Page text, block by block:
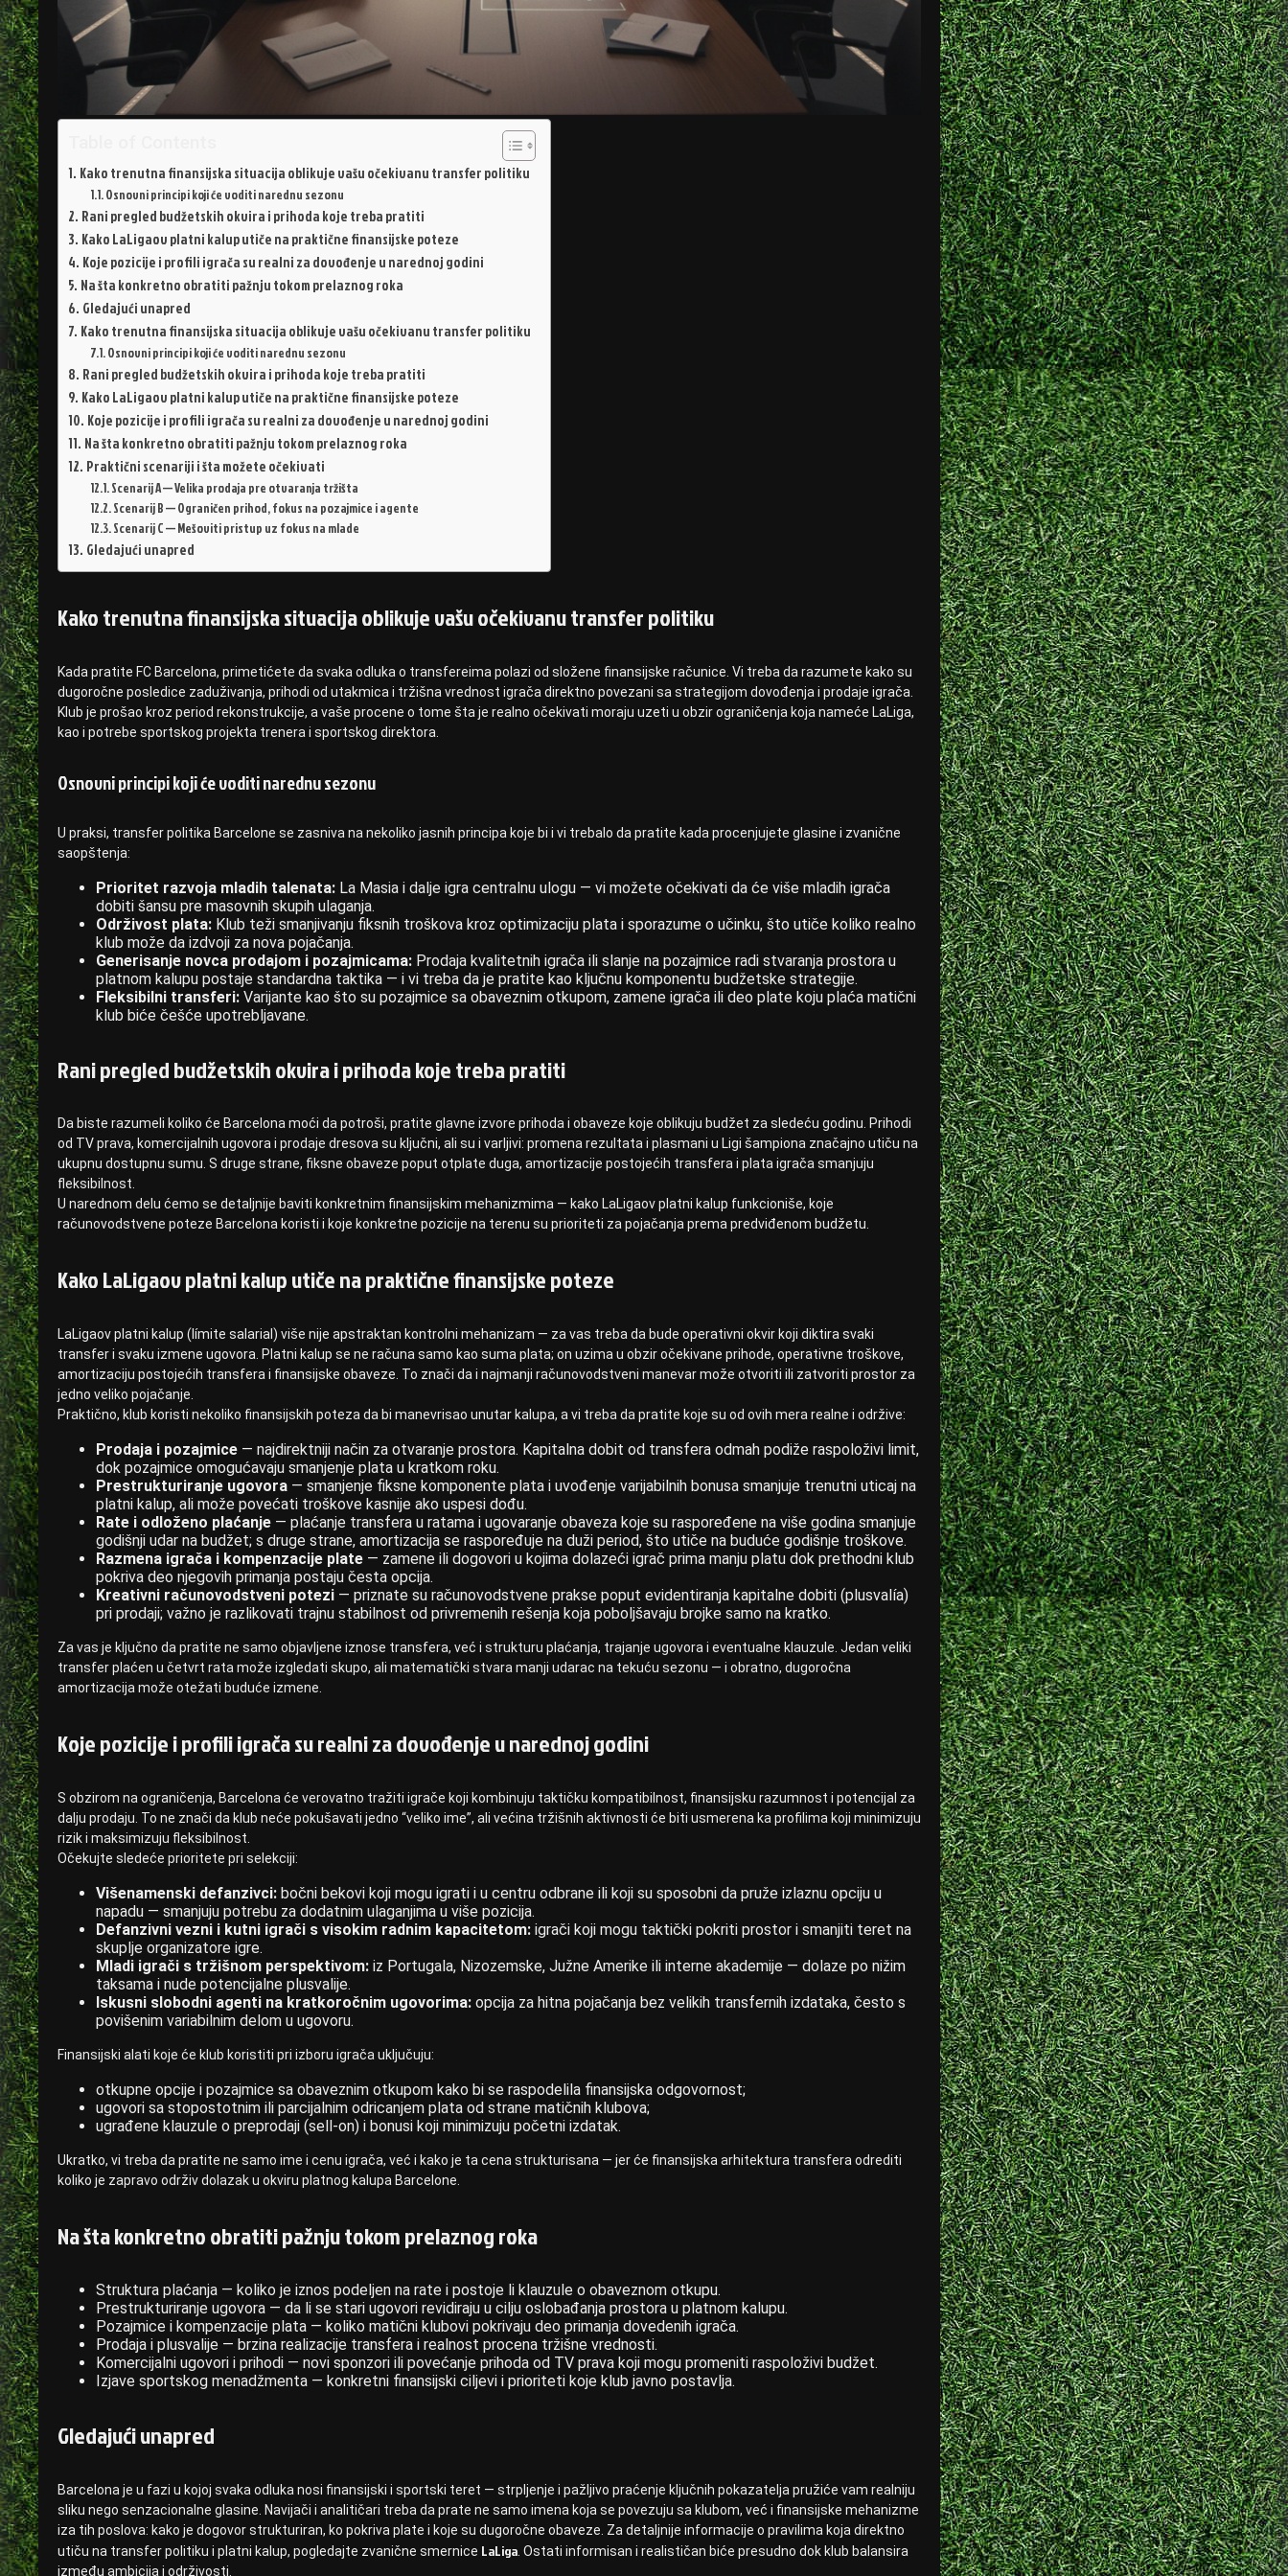
Kako trenutna finansijska situacija oblikuje vašu očekivanu transfer politiku
Osnovni principi koji će voditi narednu sezonu
Rani pregled budžetskih okvira i prihoda koje treba pratiti
Kako LaLigaov platni kalup utiče na praktične finansijske poteze
Koje pozicije i profili igrača su realni za dovođenje u narednoj godini
Na šta konkretno obratiti pažnju tokom prelaznog roka
Gledajući unapred
Kako trenutna finansijska situacija oblikuje vašu očekivanu transfer politiku
Osnovni principi koji će voditi narednu sezonu
Rani pregled budžetskih okvira i prihoda koje treba pratiti
Kako LaLigaov platni kalup utiče na praktične finansijske poteze
Koje pozicije i profili igrača su realni za dovođenje u narednoj godini
Na šta konkretno obratiti pažnju tokom prelaznog roka
Praktični scenariji i šta možete očekivati
Scenarij A — Velika prodaja pre otvaranja tržišta
Scenarij B — Ograničen prihod, fokus na pozajmice i agente
Scenarij C — Mešoviti pristup uz fokus na mlade
Gledajući unapred
Kako trenutna finansijska situacija oblikuje vašu očekivanu transfer politiku
Kada pratite FC Barcelona, primetićete da svaka odluka o transfereima polazi od složene finansijske računice. Vi treba da razumete kako su
dugoročne posledice zaduživanja, prihodi od utakmica i tržišna vrednost igrača direktno povezani sa strategijom dovođenja i prodaje igrača.
Klub je prošao kroz period rekonstrukcije, a vaše procene o tome šta je realno očekivati moraju uzeti u obzir ograničenja koja nameće LaLiga,
kao i potrebe sportskog projekta trenera i sportskog direktora.
Osnovni principi koji će voditi narednu sezonu
U praksi, transfer politika Barcelone se zasniva na nekoliko jasnih principa koje bi i vi trebalo da pratite kada procenjujete glasine i zvanične
saopštenja:
Prioritet razvoja mladih talenata: La Masia i dalje igra centralnu ulogu — vi možete očekivati da će više mladih igrača
dobiti šansu pre masovnih skupih ulaganja.
Održivost plata: Klub teži smanjivanju fiksnih troškova kroz optimizaciju plata i sporazume o učinku, što utiče koliko realno
klub može da izdvoji za nova pojačanja.
Generisanje novca prodajom i pozajmicama: Prodaja kvalitetnih igrača ili slanje na pozajmice radi stvaranja prostora u
platnom kalupu postaje standardna taktika — i vi treba da je pratite kao ključnu komponentu budžetske strategije.
Fleksibilni transferi: Varijante kao što su pozajmice sa obaveznim otkupom, zamene igrača ili deo plate koju plaća matični
klub biće češće upotrebljavane.
Rani pregled budžetskih okvira i prihoda koje treba pratiti
Da biste razumeli koliko će Barcelona moći da potroši, pratite glavne izvore prihoda i obaveze koje oblikuju budžet za sledeću godinu. Prihodi
od TV prava, komercijalnih ugovora i prodaje dresova su ključni, ali su i varljivi: promena rezultata i plasmani u Ligi šampiona značajno utiču na
ukupnu dostupnu sumu. S druge strane, fiksne obaveze poput otplate duga, amortizacije postojećih transfera i plata igrača smanjuju
fleksibilnost.
U narednom delu ćemo se detaljnije baviti konkretnim finansijskim mehanizmima — kako LaLigaov platni kalup funkcioniše, koje
računovodstvene poteze Barcelona koristi i koje konkretne pozicije na terenu su prioriteti za pojačanja prema predviđenom budžetu.
Kako LaLigaov platni kalup utiče na praktične finansijske poteze
LaLigaov platni kalup (límite salarial) više nije apstraktan kontrolni mehanizam — za vas treba da bude operativni okvir koji diktira svaki
transfer i svaku izmene ugovora. Platni kalup se ne računa samo kao suma plata; on uzima u obzir očekivane prihode, operativne troškove,
amortizaciju postojećih transfera i finansijske obaveze. To znači da i najmanji računovodstveni manevar može otvoriti ili zatvoriti prostor za
jedno veliko pojačanje.
Praktično, klub koristi nekoliko finansijskih poteza da bi manevrisao unutar kalupa, a vi treba da pratite koje su od ovih mera realne i održive:
Prodaja i pozajmice — najdirektniji način za otvaranje prostora. Kapitalna dobit od transfera odmah podiže raspoloživi limit,
dok pozajmice omogućavaju smanjenje plata u kratkom roku.
Prestrukturiranje ugovora — smanjenje fiksne komponente plata i uvođenje varijabilnih bonusa smanjuje trenutni uticaj na
platni kalup, ali može povećati troškove kasnije ako uspesi dođu.
Rate i odloženo plaćanje — plaćanje transfera u ratama i ugovaranje obaveza koje su raspoređene na više godina smanjuje
godišnji udar na budžet; s druge strane, amortizacija se raspoređuje na duži period, što utiče na buduće godišnje troškove.
Razmena igrača i kompenzacije plate — zamene ili dogovori u kojima dolazeći igrač prima manju platu dok prethodni klub
pokriva deo njegovih primanja postaju česta opcija.
Kreativni računovodstveni potezi — priznate su računovodstvene prakse poput evidentiranja kapitalne dobiti (plusvalía)
pri prodaji; važno je razlikovati trajnu stabilnost od privremenih rešenja koja poboljšavaju brojke samo na kratko.
Za vas je ključno da pratite ne samo objavljene iznose transfera, već i strukturu plaćanja, trajanje ugovora i eventualne klauzule. Jedan veliki
transfer plaćen u četvrt rata može izgledati skupo, ali matematički stvara manji udarac na tekuću sezonu — i obratno, dugoročna
amortizacija može otežati buduće izmene.
Koje pozicije i profili igrača su realni za dovođenje u narednoj godini
S obzirom na ograničenja, Barcelona će verovatno tražiti igrače koji kombinuju taktičku kompatibilnost, finansijsku razumnost i potencijal za
dalju prodaju. To ne znači da klub neće pokušavati jedno “veliko ime”, ali većina tržišnih aktivnosti će biti usmerena ka profilima koji minimizuju
rizik i maksimizuju fleksibilnost.
Očekujte sledeće prioritete pri selekciji:
Višenamenski defanzivci: bočni bekovi koji mogu igrati i u centru odbrane ili koji su sposobni da pruže izlaznu opciju u
napadu — smanjuju potrebu za dodatnim ulaganjima u više pozicija.
Defanzivni vezni i kutni igrači s visokim radnim kapacitetom: igrači koji mogu taktički pokriti prostor i smanjiti teret na
skuplje organizatore igre.
Mladi igrači s tržišnom perspektivom: iz Portugala, Nizozemske, Južne Amerike ili interne akademije — dolaze po nižim
taksama i nude potencijalne plusvalije.
Iskusni slobodni agenti na kratkoročnim ugovorima: opcija za hitna pojačanja bez velikih transfernih izdataka, često s
povišenim variabilnim delom u ugovoru.
Finansijski alati koje će klub koristiti pri izboru igrača uključuju:
otkupne opcije i pozajmice sa obaveznim otkupom kako bi se raspodelila finansijska odgovornost;
ugovori sa stopostotnim ili parcijalnim odricanjem plata od strane matičnih klubova;
ugrađene klauzule o preprodaji (sell-on) i bonusi koji minimizuju početni izdatak.
Ukratko, vi treba da pratite ne samo ime i cenu igrača, već i kako je ta cena strukturisana — jer će finansijska arhitektura transfera odrediti
koliko je zapravo održiv dolazak u okviru platnog kalupa Barcelone.
Na šta konkretno obratiti pažnju tokom prelaznog roka
Struktura plaćanja — koliko je iznos podeljen na rate i postoje li klauzule o obaveznom otkupu.
Prestrukturiranje ugovora — da li se stari ugovori revidiraju u cilju oslobađanja prostora u platnom kalupu.
Pozajmice i kompenzacije plata — koliko matični klubovi pokrivaju deo primanja dovedenih igrača.
Prodaja i plusvalije — brzina realizacije transfera i realnost procena tržišne vrednosti.
Komercijalni ugovori i prihodi — novi sponzori ili povećanje prihoda od TV prava koji mogu promeniti raspoloživi budžet.
Izjave sportskog menadžmenta — konkretni finansijski ciljevi i prioriteti koje klub javno postavlja.
Gledajući unapred
Barcelona je u fazi u kojoj svaka odluka nosi finansijski i sportski teret — strpljenje i pažljivo praćenje ključnih pokazatelja pružiće vam realniju
sliku nego senzacionalne glasine. Navijači i analitičari treba da prate ne samo imena koja se povezuju sa klubom, već i finansijske mehanizme
iza tih poslova: kako je dogovor strukturiran, ko pokriva plate i koje su dugoročne obaveze. Za detaljnije informacije o pravilima koja direktno
utiču na transfer politiku i platni kalup, pogledajte zvanične smernice LaLiga . Ostati informisan i realističan biće presudno dok klub balansira
između ambicija i održivosti.